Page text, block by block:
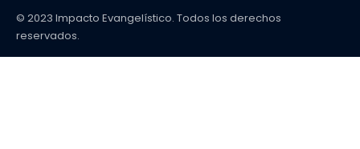
© 2023 Impacto Evangelístico. Todos los derechos
reservados.